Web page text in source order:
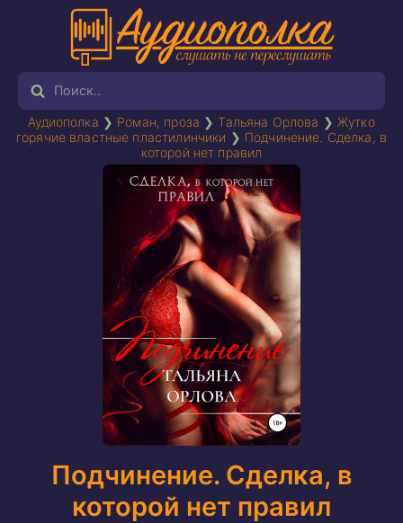
Аудиополка ❯ Роман, проза ❯ Тальяна Орлова ❯ Жутко
горячие властные пластилинчики ❯ Подчинение. Сделка, в
которой нет правил
Подчинение. Сделка, в
которой нет правил